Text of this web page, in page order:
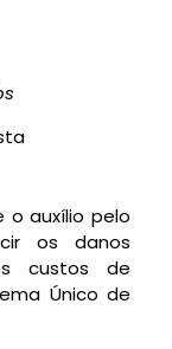
o auxílio pelo
os danos
custos de
Único de